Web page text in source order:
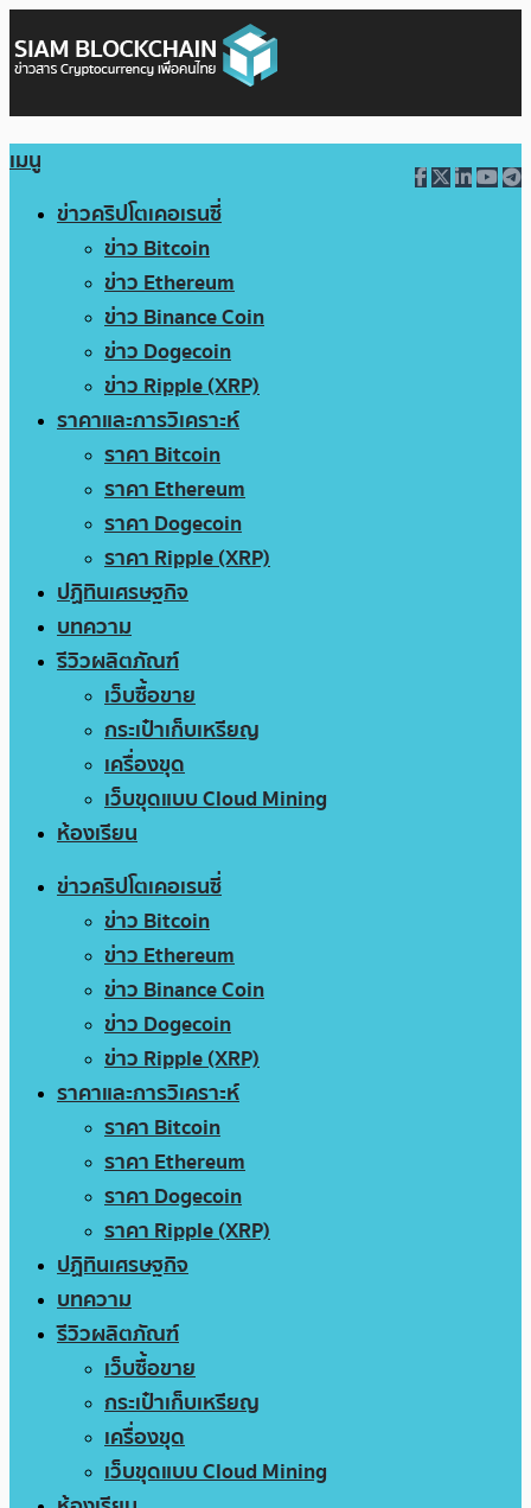
เมนู
ข่าวคริปโตเคอเรนซี่
ข่าว Bitcoin
ข่าว Ethereum
ข่าว Binance Coin
ข่าว Dogecoin
ข่าว Ripple (XRP)
ราคาและการวิเคราะห์
ราคา Bitcoin
ราคา Ethereum
ราคา Dogecoin
ราคา Ripple (XRP)
ปฏิทินเศรษฐกิจ
บทความ
รีวิวผลิตภัณฑ์
เว็บซื้อขาย
กระเป๋าเก็บเหรียญ
เครื่องขุด
เว็บขุดแบบ Cloud Mining
ห้องเรียน
ข่าวคริปโตเคอเรนซี่
ข่าว Bitcoin
ข่าว Ethereum
ข่าว Binance Coin
ข่าว Dogecoin
ข่าว Ripple (XRP)
ราคาและการวิเคราะห์
ราคา Bitcoin
ราคา Ethereum
ราคา Dogecoin
ราคา Ripple (XRP)
ปฏิทินเศรษฐกิจ
บทความ
รีวิวผลิตภัณฑ์
เว็บซื้อขาย
กระเป๋าเก็บเหรียญ
เครื่องขุด
เว็บขุดแบบ Cloud Mining